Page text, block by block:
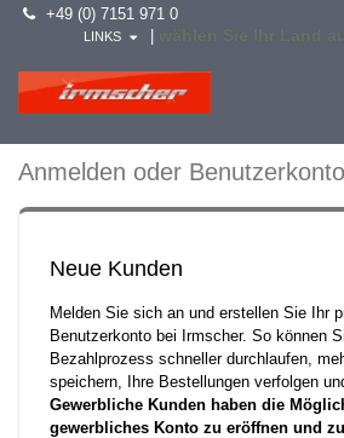
+49 (0) 7151 971 0
LINKS
Anmelden oder
Neue Kunden
Melden Sie sich an und erstellen Sie Ihr
Benutzerkonto bei Irmscher. So können
Bezahlprozess schneller durchlaufen,
speichern, Ihre Bestellungen verfolgen
Gewerbliche Kunden haben die
gewerbliches Konto zu eröffnen und